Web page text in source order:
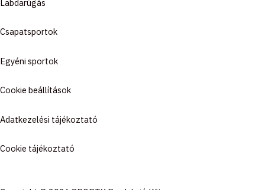
k
-
f
a
m
Labdarúgás
Csapatsportok
Egyéni sportok
Cookie beállítások
Adatkezelési tájékoztató
Cookie tájékoztató